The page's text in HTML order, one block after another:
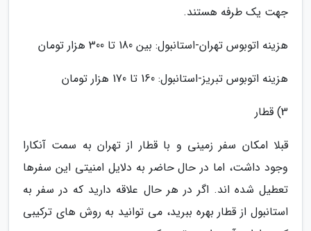
جهت یک طرفه هستند.
هزینه اتوبوس تهران-استانبول: بین 180 تا 300 هزار تومان
هزینه اتوبوس تبریز-استانبول: 160 تا 170 هزار تومان
3) قطار
قبلا امکان سفر زمینی و با قطار از تهران به سمت آنکارا
وجود داشت، اما در حال حاضر به دلایل امنیتی این سفرها
تعطیل شده اند. اگر در هر حال علاقه دارید که در سفر به
استانبول از قطار بهره ببرید، می توانید به روش های ترکیبی